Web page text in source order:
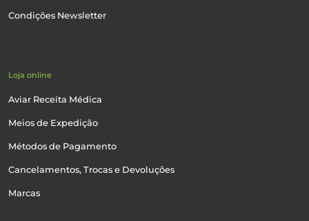
Condições Newsletter
Loja online
Aviar Receita Médica
Meios de Expedição
Métodos de Pagamento
Cancelamentos, Trocas e Devoluções
Marcas